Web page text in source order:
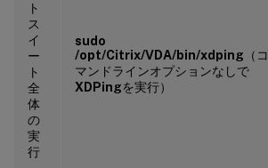
ト
ス
イ
ー
ト
全
体
の
実
行
sudo
/opt/Citrix/VDA/bin/xdping （コ
マンドラインオプションなしで
XDPingを実行）